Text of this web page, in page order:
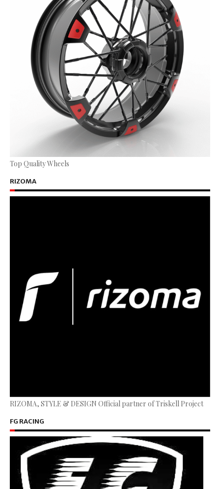
Top Quality Wheels
RIZOMA
RIZOMA, STYLE & DESIGN Official partner of Triskell Project
FG RACING